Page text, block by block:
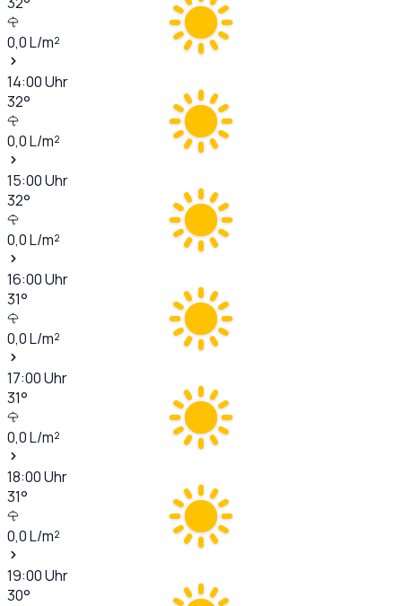
0,0L/m²
14:00Uhr
32°
0,0L/m²
15:00Uhr
32°
0,0L/m²
16:00Uhr
31°
0,0L/m²
17:00Uhr
31°
0,0L/m²
18:00Uhr
31°
0,0L/m²
19:00Uhr
30°